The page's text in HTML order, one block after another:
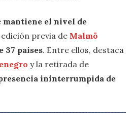
mantiene el nivel de
edición previa de Malmö
37 países. Entre ellos, destaca
y la retirada de
ininterrumpida de